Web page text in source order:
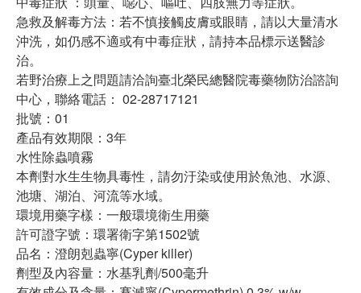
急救及解毒方法：若不慎接觸皮膚或眼睛，請以大量清水
沖洗，如仍感不適或有中毒症狀，請持本品標示送醫診
治。
若野治療上之問題請洽詢臺北榮民總醫院毒藥物防治諮詢
中心，聯絡電話： 02-28717121
批號：01
產品有效期限：3年
水性除蟲噴霧
本劑對水生生物具毒性，請勿汙染或使用於魚池、水源、
池塘、湖泊、河流等水域。
環境用藥字樣：一般環境衛生用藥
​許可證字號：環署衛字第1502號
品名：澄朗剋蟲寧(Cyper killer)
劑型及內容量：水基乳劑/500毫升